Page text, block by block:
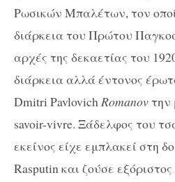
Ρωσικών Μπαλέτων, τον
διάρκεια του Πρώτου
αρχές της δεκαετίας του
διάρκεια αλλά έντονος
Dmitri PavlovichRomanovτην
savoir-vivre. Ξάδελφος του
εκείνος είχε εμπλακεί στη
Rasputin και ζούσε